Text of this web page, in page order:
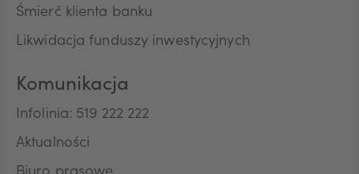
Śmierć klienta banku
Likwidacja funduszy inwestycyjnych
Komunikacja
Infolinia: 519 222 222
Aktualności